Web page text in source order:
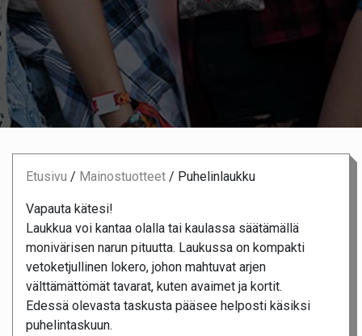
Etusivu / Mainostuotteet / Puhelinlaukku
Vapauta kätesi!
Laukkua voi kantaa olalla tai kaulassa säätämällä
monivärisen narun pituutta. Laukussa on kompakti
vetoketjullinen lokero, johon mahtuvat arjen
välttämättömät tavarat, kuten avaimet ja kortit.
Edessä olevasta taskusta pääsee helposti käsiksi
puhelintaskuun.